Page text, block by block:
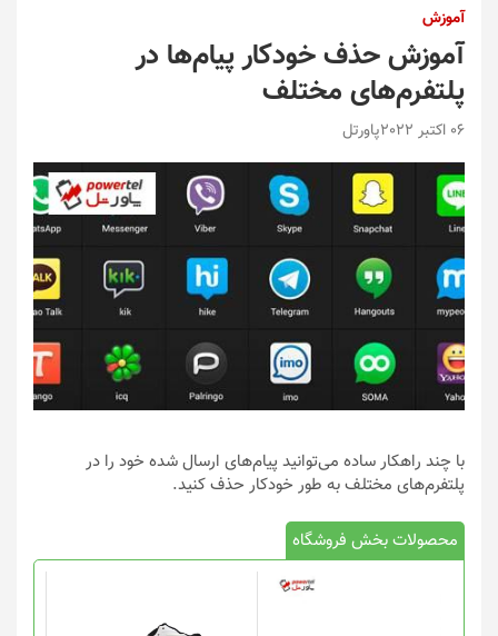
آموزش
آموزش حذف خودکار پیام‌ها در
پلتفرم‌های مختلف
06 اکتبر 2022 پاورتل
با چند راهکار ساده می‌توانید پیام‌های ارسال شده خود را در
پلتفرم‌های مختلف به طور خودکار حذف کنید.
محصولات بخش فروشگاه